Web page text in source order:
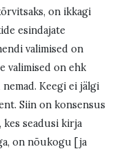
on ikkagi
esindajate
valimised on
valimised on ehk
Keegi ei jälgi
Siin on konsensus
kes seadusi kirja
on nõukogu [ja